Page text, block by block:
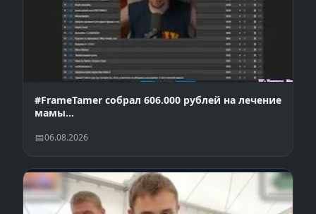
#FrameTamer собрал 606.000 рублей на лечение
мамы…
06.08.2026